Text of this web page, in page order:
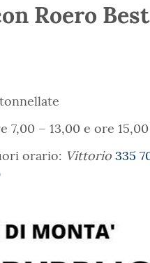
Roero
7,00 – 13,00 e ore
orario: Vittorio 335